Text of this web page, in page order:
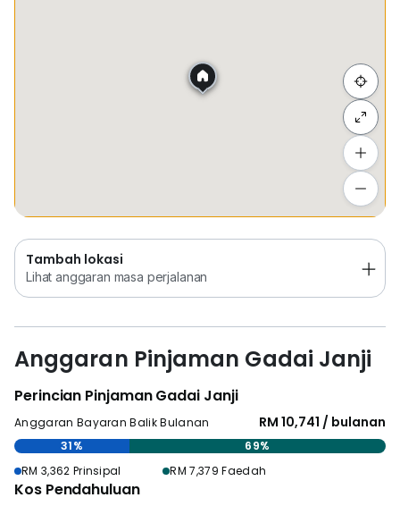
Tambah lokasi
Lihat anggaran masa perjalanan
Anggaran Pinjaman Gadai Janji
Perincian Pinjaman Gadai Janji
Anggaran Bayaran Balik Bulanan RM 10,741 / bulanan
31%
69%
RM 3,362 Prinsipal
RM 7,379 Faedah
Kos Pendahuluan